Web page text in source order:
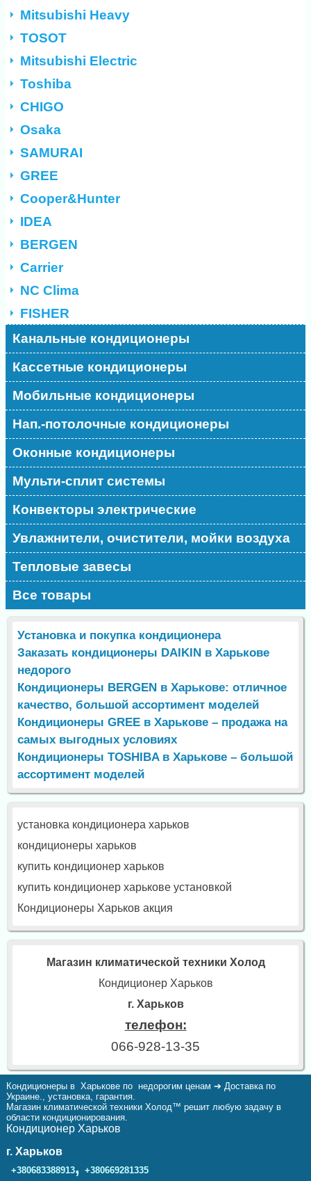
Mitsubishi Heavy
TOSOT
Mitsubishi Electric
Toshiba
CHIGO
Osaka
SAMURAI
GREE
Cooper&Hunter
IDEA
BERGEN
Carrier
NC Clima
FISHER
Канальные кондиционеры
Кассетные кондиционеры
Мобильные кондиционеры
Нап.-потолочные кондиционеры
Оконные кондиционеры
Мульти-сплит системы
Конвекторы электрические
Увлажнители, очистители, мойки воздуха
Тепловые завесы
Все товары
Установка и покупка кондиционера
Заказать кондиционеры DAIKIN в Харькове
недорого
Кондиционеры BERGEN в Харькове: отличное
качество, большой ассортимент моделей
Кондиционеры GREE в Харькове – продажа на
самых выгодных условиях
Кондиционеры TOSHIBA в Харькове – большой
ассортимент моделей
установка кондиционера харьков
кондиционеры харьков
купить кондиционер харьков
купить кондиционер харькове установкой
Кондиционеры Харьков акция
Магазин климатической техники Холод
Кондиционер Харьков
г. Харьков
телефон:
066-928-13-35
Кондиционеры в Харькове по недорогим ценам ➔ Доставка по
Украине., установка, гарантия.
Магазин климатической техники Холод™ решит любую задачу в
области кондиционирования.
Кондиционер Харьков
г. Харьков
+380683388913, +380669281335